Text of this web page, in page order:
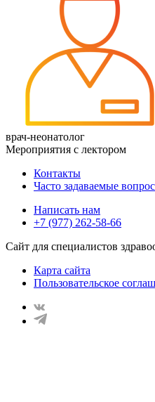
врач-неонатолог
Мероприятия с лектором
Контакты
Часто задаваемые
Написать нам
+7 (977) 262-58-66
Сайт для специалистов
Карта сайта
Пользовательское